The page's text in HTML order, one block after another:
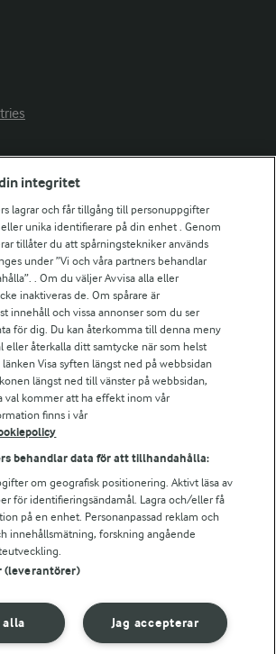
integritet
lagrar och får tillgång till personuppgifter
unika identifierare på din enhet . Genom
tillåter du att spårningstekniker används
under ”Vi och våra partners behandlar
. Om du väljer Avvisa alla eller
inaktiveras de. Om spårare är
innehåll och vissa annonser som du ser
för dig. Du kan återkomma till denna meny
eller återkalla ditt samtycke när som helst
Visa syften längst ned på webbsidan
längst ned till vänster på webbsidan,
val kommer att ha effekt inom vår
finns i vår
behandlar data för att tillhandahålla:
om geografisk positionering. Aktivt läsa av
för identifieringsändamål. Lagra och/eller få
på en enhet. Personanpassad reklam och
innehållsmätning, forskning angående
(leverantörer)
Jag accepterar
alla